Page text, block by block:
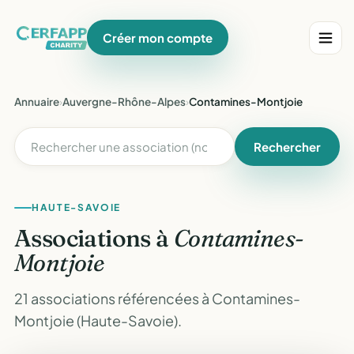
Créer mon compte
Annuaire›Auvergne-Rhône-Alpes›Contamines-Montjoie
Rechercher
HAUTE-SAVOIE
Associations à Contamines-
Montjoie
21 associations référencées à Contamines-
Montjoie (Haute-Savoie).